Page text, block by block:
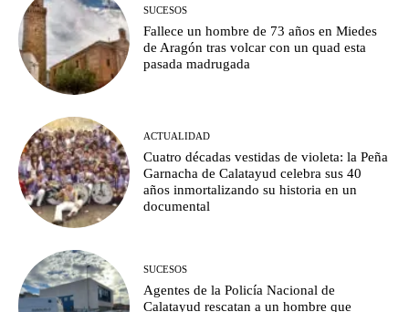
SUCESOS
Fallece un hombre de 73 años en Miedes
de Aragón tras volcar con un quad esta
pasada madrugada
ACTUALIDAD
Cuatro décadas vestidas de violeta: la Peña
Garnacha de Calatayud celebra sus 40
años inmortalizando su historia en un
documental
SUCESOS
Agentes de la Policía Nacional de
Calatayud rescatan a un hombre que